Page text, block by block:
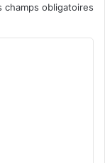
champs obligatoires